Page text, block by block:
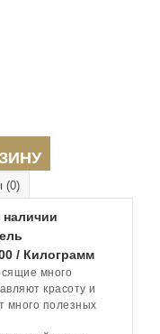
(0)
наличии
/ Килограмм
много
красоту и
много полезных